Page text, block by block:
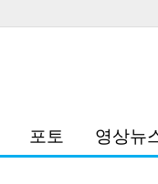
포토 영상뉴